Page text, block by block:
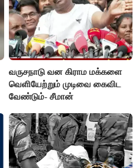
வருசநாடு வன கிராம மக்களை
வெளியேற்றும் முடிவை கைவிட
வேண்டும்- சீமான்